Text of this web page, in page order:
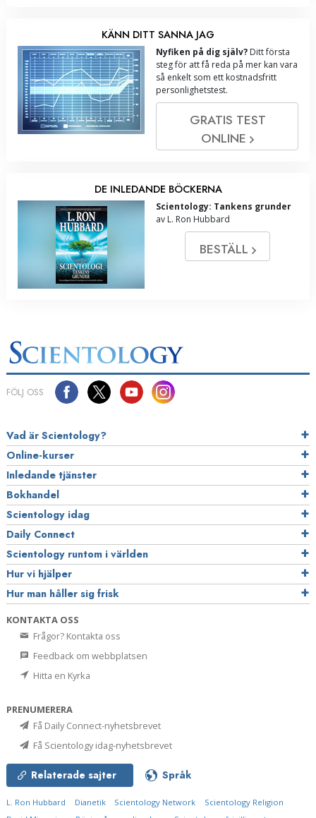
KÄNN DITT SANNA JAG
Nyfiken på dig själv? Ditt första
steg för att få reda på mer kan vara
så enkelt som ett kostnadsfritt
personlighetstest.
GRATIS TEST
ONLINE
DE INLEDANDE BÖCKERNA
Scientology: Tankens grunder
av L. Ron Hubbard
BESTÄLL
FÖLJ OSS
Vad är Scientology?
Online-kurser
Inledande tjänster
Bokhandel
Scientology idag
Daily Connect
Scientology runtom i världen
Hur vi hjälper
Hur man håller sig frisk
KONTAKTA OSS
Frågor? Kontakta oss
Feedback om webbplatsen
Hitta en Kyrka
PRENUMERERA
Få Daily Connect-nyhetsbrevet
Få Scientology idag-nyhetsbrevet
Relaterade sajter Språk
L. Ron Hubbard Dianetik Scientology Network
Scientology Religion